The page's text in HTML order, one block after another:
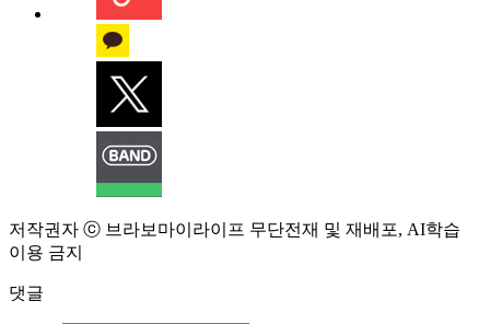
저작권자 ⓒ 브라보마이라이프 무단전재 및 재배포, AI학습
이용 금지
댓글